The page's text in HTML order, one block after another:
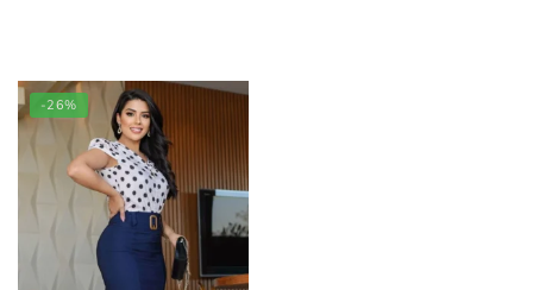
-26%